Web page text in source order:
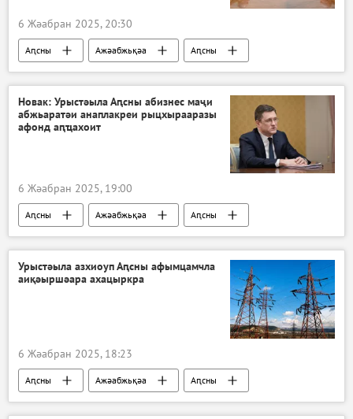
6 Жәабран 2025, 20:30
Аԥсны Ажәабжьқәа Аԥсны
Новак: Урыстәыла Аԥсны абизнес маҷи
абжьаратәи анаплакреи рыцхырааразы
афонд аԥҵахоит
6 Жәабран 2025, 19:00
Аԥсны Ажәабжьқәа Аԥсны
Урыстәыла азхиоуп Аԥсны афымцамчла
аиқәыршәара ахацыркра
6 Жәабран 2025, 18:23
Аԥсны Ажәабжьқәа
Аԥсны
Аԥсны аенергетика апроблемақәа